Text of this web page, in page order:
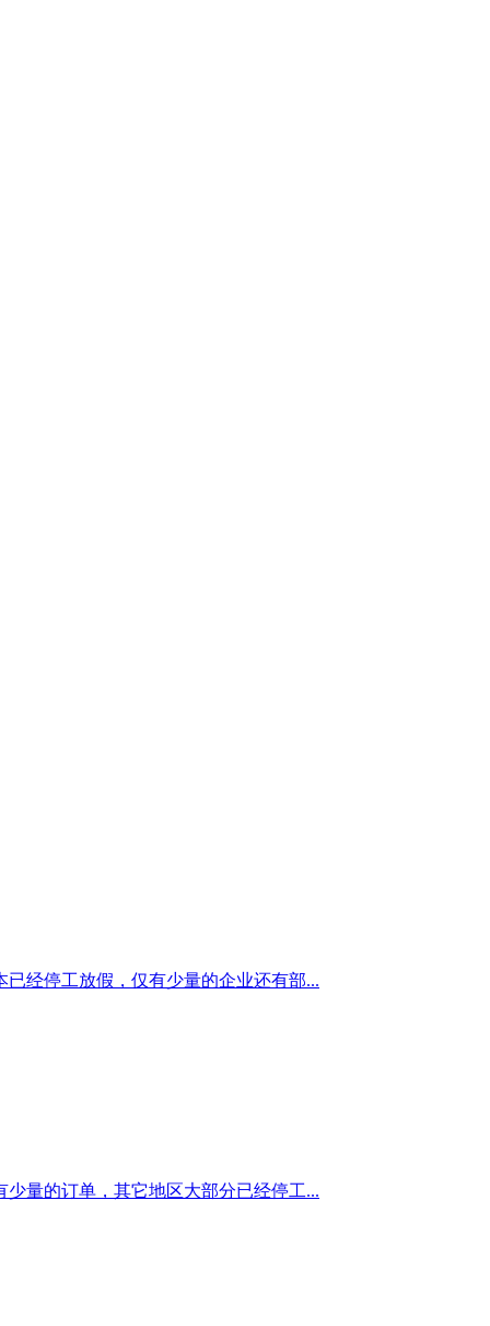
经停工放假，仅有少量的企业还有部...
量的订单，其它地区大部分已经停工...